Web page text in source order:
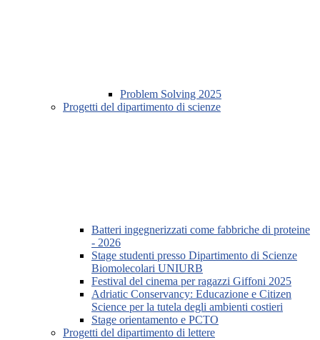
Problem Solving 2025
Progetti del dipartimento di scienze
Batteri ingegnerizzati come fabbriche di proteine
- 2026
Stage studenti presso Dipartimento di Scienze
Biomolecolari UNIURB
Festival del cinema per ragazzi Giffoni 2025
Adriatic Conservancy: Educazione e Citizen
Science per la tutela degli ambienti costieri
Stage orientamento e PCTO
Progetti del dipartimento di lettere